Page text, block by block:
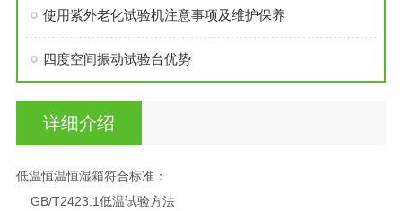
使用紫外老化试验机注意事项及维护保养
四度空间振动试验台优势
详细介绍
低温恒温恒湿箱符合标准：
GB/T2423.1低温试验方法